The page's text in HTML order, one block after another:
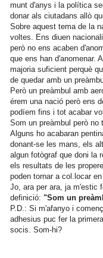
munt d'anys i la política
donar als ciutadans allò
Sobre aquest tema de la
voltes. Ens diuen
però no ens acaben
que ens han d'anomenar.
majoria suficient perquè
de quedar amb un
Però un preàmbul amb
érem una nació però ens
podíem fins i tot acabar
Som un preàmbul però no
Alguns ho acabaran
donant-se les mans, els
algun fotògraf que doni la
els resultats de les
poden tornar a col.locar
Jo, ara per ara, ja m'estic
definició: "Som un
P.D.: Si m'afanyo i
adhesius puc fer la
socis. Som-hi?